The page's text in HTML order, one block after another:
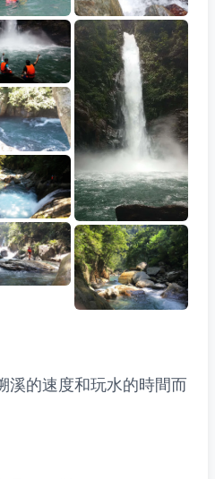
溪的速度和玩水的時間而